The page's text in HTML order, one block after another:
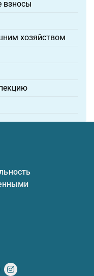
взносы
хозяйством
Instagram